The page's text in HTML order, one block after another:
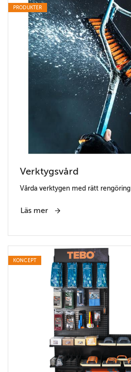
PRODUKTER
Verktygsvård
Vårda verktygen med rätt rengöring
Läs mer
KONCEPT